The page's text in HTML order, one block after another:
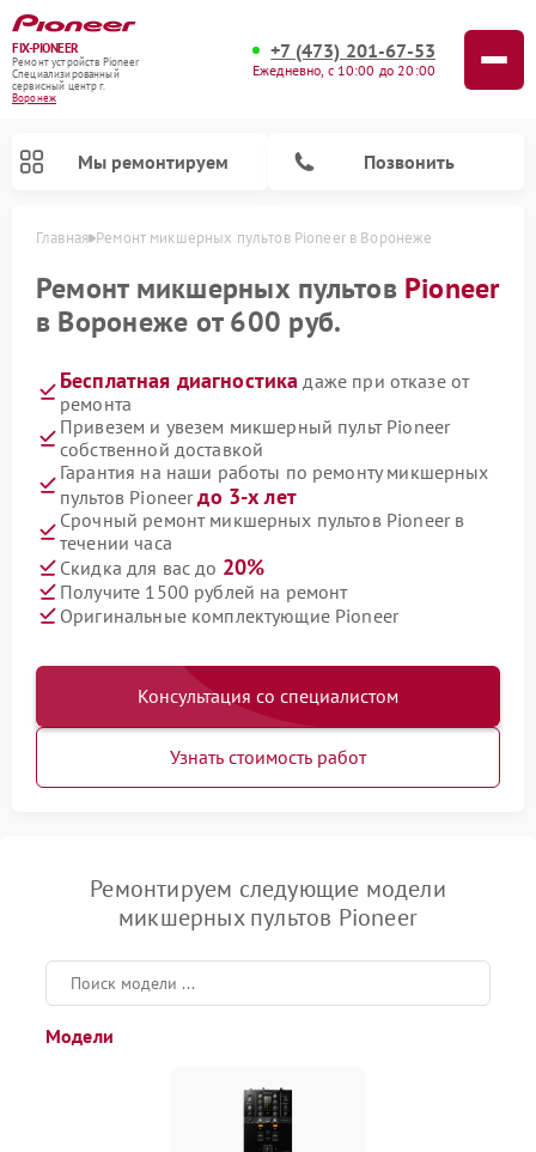
FIX-PIONEER
Ремонт устройств Pioneer
Специализированный
cервисный центр г.
Воронеж
+7 (473) 201-67-53
Ежедневно, с 10:00 до 20:00
Мы ремонтируем Позвонить
Главная Ремонт микшерных пультов Pioneer в Воронеже
Ремонт микшерных пультов Pioneer
в Воронеже от 600 руб.
Бесплатная диагностика даже при отказе от
ремонта
Привезем и увезем микшерный пульт Pioneer
собственной доставкой
Гарантия на наши работы по ремонту микшерных
пультов Pioneerдо 3-х лет
Срочный ремонт микшерных пультов Pioneer в
течении часа
Скидка для вас до 20%
Получите 1500 рублей на ремонт
Оригинальные комплектующие Pioneer
Консультация со специалистом
Узнать стоимость работ
Ремонтируем следующие модели
микшерных пультов Pioneer
Модели